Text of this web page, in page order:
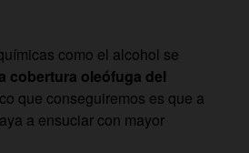
como el alcohol se
cobertura oleófuga del
que conseguiremos es que a
a ensuciar con mayor